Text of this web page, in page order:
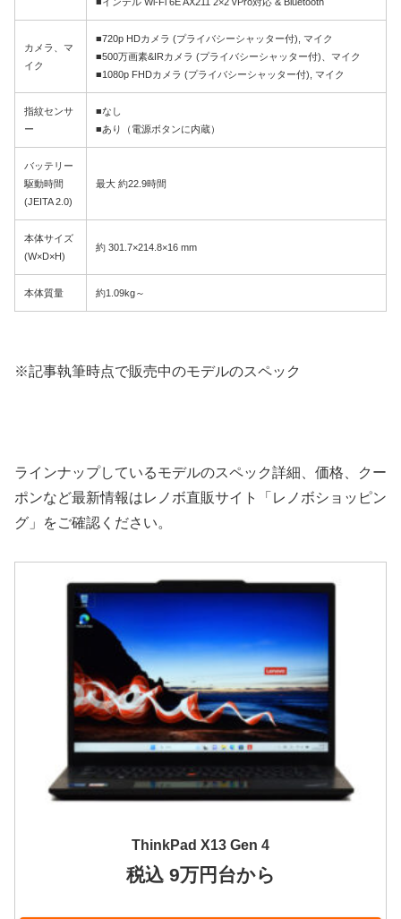
カメラ、マ
イク
■720p HDカメラ (プライバシーシャッター付), マイク
■500万画素&IRカメラ (プライバシーシャッター付)、マイク
■1080p FHDカメラ (プライバシーシャッター付), マイク
指紋センサ
ー
■なし
■あり（電源ボタンに内蔵）
バッテリー
駆動時間
(JEITA 2.0)
最大 約22.9時間
本体サイズ
(W×D×H)
約 301.7×214.8×16 mm
本体質量 約1.09kg～
※記事執筆時点で販売中のモデルのスペック
ラインナップしているモデルのスペック詳細、価格、クー
ポンなど最新情報はレノボ直販サイト「レノボショッピン
グ」をご確認ください。
ThinkPad X13 Gen 4
税込 9万円台から